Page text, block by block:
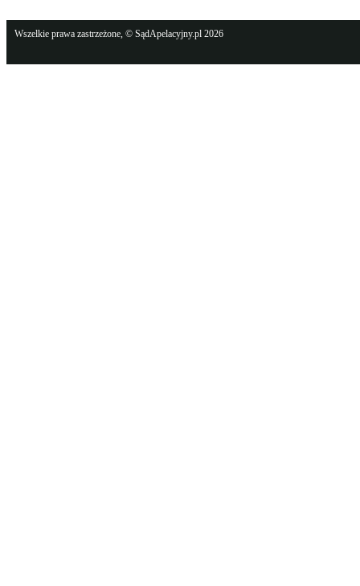
Wszelkie prawa zastrzeżone, © SądApelacyjny.pl 2026